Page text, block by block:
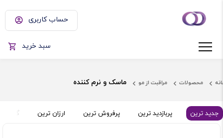
حساب کاربری
سبد خرید
محصولات مراقبت از مو ماسک و نرم کننده
جدید ترین پربازدید ترین پرفروش ترین ارزان ترین گران